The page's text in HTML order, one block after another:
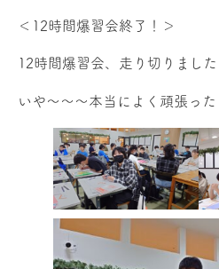
＜12時間爆習会終了！＞
12時間爆習会、走り切りました
いや～～～本当によく頑張った